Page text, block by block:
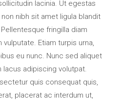
lacinia. Ut egestas
nibh sit amet ligula blandit
fringilla diam
Etiam turpis urna,
eu nunc. Nunc sed aliquet
lacus adipiscing volutpat.
quis consequat quis,
placerat ac interdum ut,